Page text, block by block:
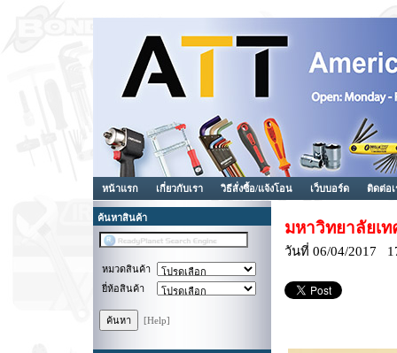
หน้าแรก เกี่ยวกับเรา วิธีสั่งซื้อ/แจ้งโอน เว็บบอร์ด ติดต่อเ
ค้นหาสินค้า
หมวดสินค้า
ยี่ห้อสินค้า
[Help]
มหาวิทยาลัยเท
วันที่ 06/04/2017